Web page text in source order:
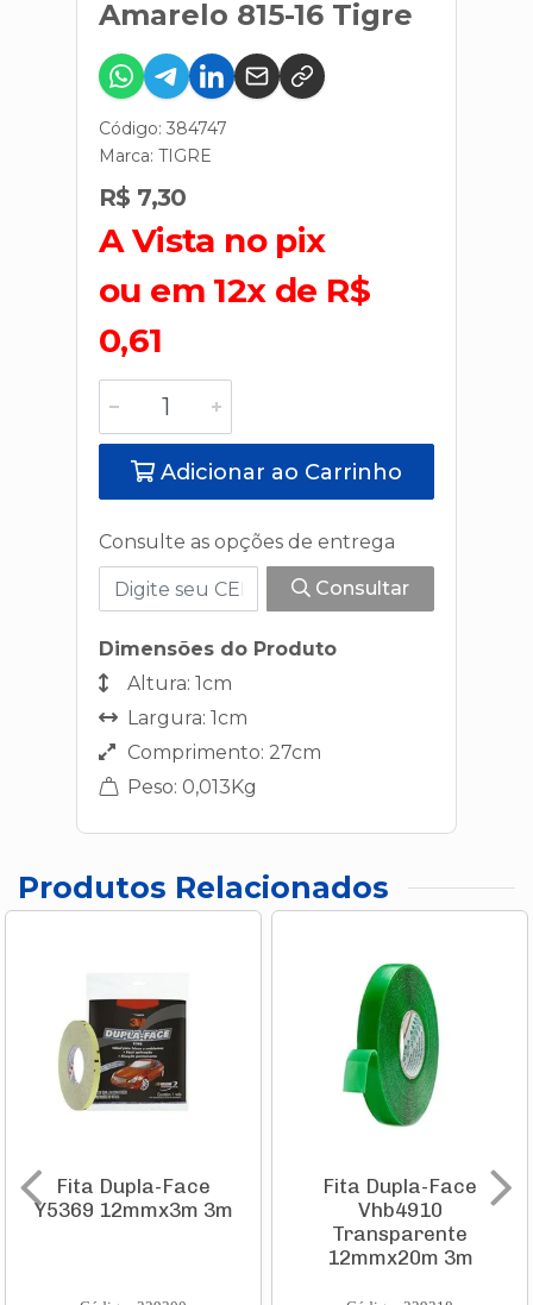
Amarelo 815-16 Tigre
Código: 384747
Marca: TIGRE
R$ 7,30
A Vista no pix
ou em 12x de R$
0,61
Adicionar ao Carrinho
Consulte as opções de entrega
Consultar
Dimensões do Produto
Altura: 1cm
Largura: 1cm
Comprimento: 27cm
Peso: 0,013Kg
Produtos Relacionados
Fita Dupla-Face
Y5369 12mmx3m 3m
Fita Dupla-Face
Vhb4910
Transparente
12mmx20m 3m